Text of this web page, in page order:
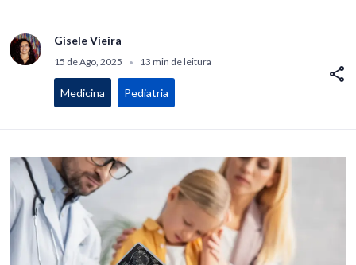
Gisele Vieira
15 de Ago, 2025 • 13 min de leitura
Medicina Pediatria